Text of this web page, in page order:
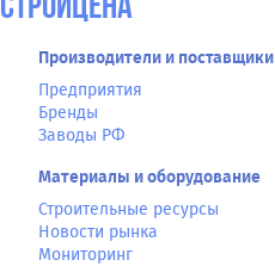
СтройЦена
Производители и поставщики
Предприятия
Бренды
Заводы РФ
Материалы и оборудование
Строительные ресурсы
Новости рынка
Мониторинг